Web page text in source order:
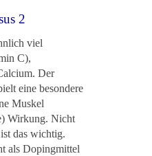
viel
C),
Der
eine besondere
Muskel
Wirkung. Nicht
das wichtig.
als Dopingmittel